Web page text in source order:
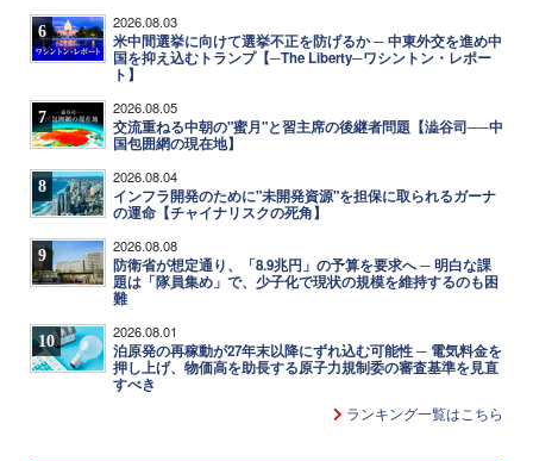
6 2026.08.03
米中間選挙に向けて選挙不正を防げるか ─ 中東外交を進め中
国を抑え込むトランプ【─The Liberty─ワシントン・レポー
ト】
7 2026.08.05
交流重ねる中朝の"蜜月"と習主席の後継者問題【澁谷司──中
国包囲網の現在地】
8 2026.08.04
インフラ開発のために"未開発資源"を担保に取られるガーナ
の運命【チャイナリスクの死角】
9 2026.08.08
防衛省が想定通り、「8.9兆円」の予算を要求へ ─ 明白な課
題は「隊員集め」で、少子化で現状の規模を維持するのも困
難
10 2026.08.01
泊原発の再稼動が27年末以降にずれ込む可能性 ─ 電気料金を
押し上げ、物価高を助長する原子力規制委の審査基準を見直
すべき
ランキング一覧はこちら